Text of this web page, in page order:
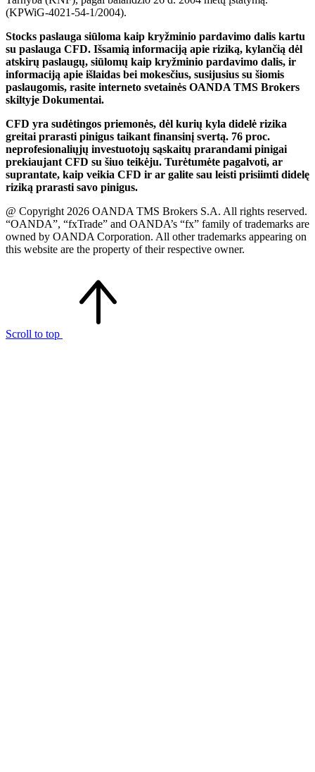
(KPWiG-4021-54-1/2004).
Stocks paslauga siūloma kaip kryžminio pardavimo dalis kartu
su paslauga CFD. Išsamią informaciją apie riziką, kylančią dėl
atskirų paslaugų, siūlomų kaip kryžminio pardavimo dalis, ir
informaciją apie išlaidas bei mokesčius, susijusius su šiomis
paslaugomis, rasite interneto svetainės OANDA TMS Brokers
skiltyje Dokumentai.
CFD yra sudėtingos priemonės, dėl kurių kyla didelė rizika
greitai prarasti pinigus taikant finansinį svertą. 76 proc.
neprofesionaliųjų investuotojų sąskaitų prarandami pinigai
prekiaujant CFD su šiuo teikėju. Turėtumėte pagalvoti, ar
suprantate, kaip veikia CFD ir ar galite sau leisti prisiimti didelę
riziką prarasti savo pinigus.
@ Copyright 2026 OANDA TMS Brokers S.A. All rights reserved.
“OANDA”, “fxTrade” and OANDA’s “fx” family of trademarks are
owned by OANDA Corporation. All other trademarks appearing on
this website are the property of their respective owner.
Scroll to top